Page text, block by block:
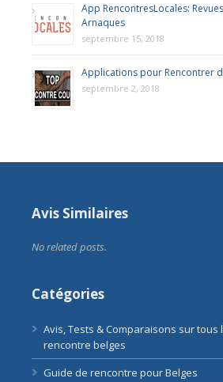
App RencontresLocales:
Arnaques
septembre 15, 2018
Applications pour Rencontrer
septembre 2, 2018
Avis Similaires
No related posts.
Catégories
Avis, Tests & Comparaisons sur tous
rencontre belges
Guide de rencontre pour Belges